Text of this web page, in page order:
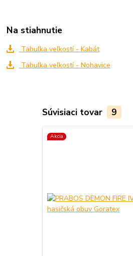
Na stiahnutie
Tabuľka veľkostí - Kabát
Tabuľka veľkostí - Nohavice
Súvisiaci tovar 9
Akcia